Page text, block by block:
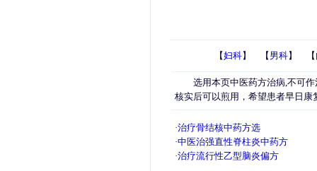
【妇科】 【 男科】 【
选用本页中医药方治病,不可作
核实后可以煎用，希望患者早日康
·治疗骨结核中药方选
·中医治强直性脊柱炎中药方
·治疗流行性乙型脑炎偏方